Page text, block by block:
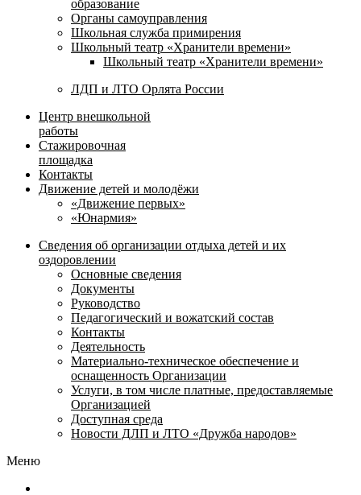
образование
Органы самоуправления
Школьная служба примирения
Школьный театр «Хранители времени»
Школьный театр «Хранители времени»
ЛДП и ЛТО Орлята России
Центр внешкольной
работы
Стажировочная
площадка
Контакты
Движение детей и молодёжи
«Движение первых»
«Юнармия»
Сведения об организации отдыха детей и их
оздоровлении
Основные сведения
Документы
Руководство
Педагогический и вожатский состав
Контакты
Деятельность
Материально-техническое обеспечение и
оснащенность Организации
Услуги, в том числе платные, предоставляемые
Организацией
Доступная среда
Новости ДЛП и ЛТО «Дружба народов»
Меню